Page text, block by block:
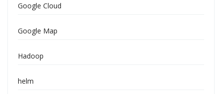
Google Cloud
Google Map
Hadoop
helm